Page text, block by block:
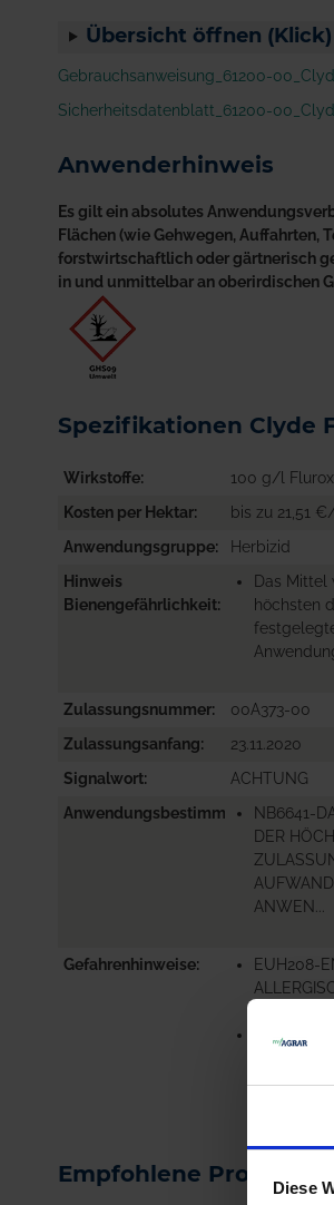
Diese
Übersicht öffnen (Klick)
Gebrauchsanweisung_61200-
Sicherheitsdatenblatt_61200-
Anwenderhinweis
Es gilt ein absolutes
Flächen (wie Gehwegen, Auffahrten,
forstwirtschaftlich oder gärtnerisch
in und unmittelbar an oberirdischen
Spezifikationen Clyde
Wirkstoffe 100 g/l
Kosten per Hektar
bis zu 21,51
Anwendungsgruppe
Herbizid
Hinweis
Bienengefährlichkeit
Das Mittel
höchsten
Zulassungsnummer
00A373-00
Zulassungsanfang
23.11.2020
Signalwort
ACHTUNG
AnwendungsbestimmungenNB6641-
DER
ANWEN...
Gefahrenhinweise
EUH208-
EUH401-
Empfohlene Produkte